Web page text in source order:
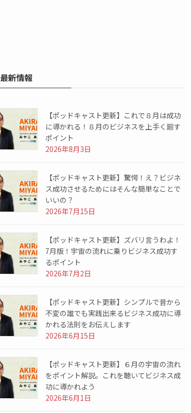
最新情報
【ポッドキャスト更新】これで８月は成功
に導かれる！８月のビジネスを上手く廻す
ポイント
2026年8月3日
【ポッドキャスト更新】驚愕！え？ビジネ
ス成功させるためにはそんな簡単なことで
いいの？
2026年7月15日
【ポッドキャスト更新】ズバリ言うわよ！
7月版！宇宙の流れに乗りビジネス成功す
るポイント
2026年7月2日
【ポッドキャスト更新】シンプルで昔から
不変の誰でも実践出来るビジネス成功に導
かれる法則をお伝えします
2026年6月15日
【ポッドキャスト更新】６月の宇宙の流れ
をポイント解説。これを聴いてビジネス成
功に導かれよう
2026年6月1日